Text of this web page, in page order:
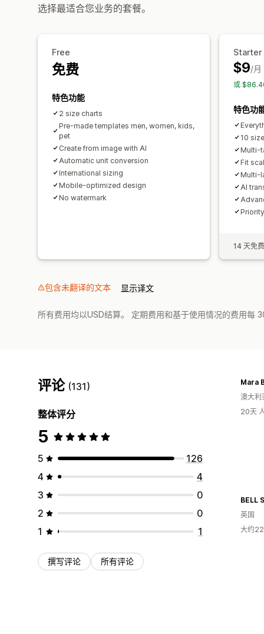
选择最适合您业务的套餐。
Free
免费
特色功能
2 size charts
Pre-made templates men, women, kids,
pet
Create from image with AI
Automatic unit conversion
International sizing
Mobile-optimized design
No watermark
Starter
$9/月
或
特色功
10
Multi-
Fit
Multi-
AI
14 天免
包含未翻译的文本 显示译文
所有费用均以USD结算。 定期费用和基于使用情况的费用每
评论 (131)
整体评分
5
5
126
4
4
3
0
2
0
1
1
撰写评论 所有评论
Mara
澳大利
20天
BELL
英国
大约